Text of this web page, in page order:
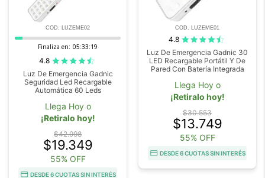
COD. LUZEME02
Finaliza en: 05:33:19
4.8
Luz De Emergencia Gadnic
Seguridad Led Recargable
Automática 60 Leds
Llega Hoy o
¡Retiralo hoy!
$42.998
$19.349
55% OFF
DESDE 6 CUOTAS SIN INTERÉS
COD. LUZEME01
4.8
Luz De Emergencia Gadnic 30
LED Recargable Portátil Y De
Pared Con Batería Integrada
Llega Hoy o
¡Retiralo hoy!
$30.553
$13.749
55% OFF
DESDE 6 CUOTAS SIN INTERÉS